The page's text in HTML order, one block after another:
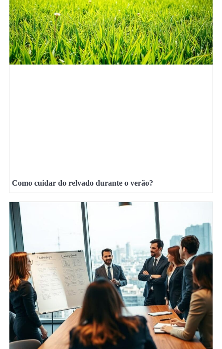
Como cuidar do relvado durante o verão?